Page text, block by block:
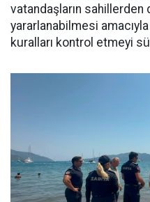
vatandaşların
yararlanabilmesi amacıyla
kuralları kontrol etmeyi